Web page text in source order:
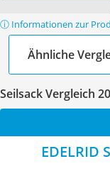
ⓘ Informationen zur
Ähnliche
Seilsack Vergleich
EDELRID